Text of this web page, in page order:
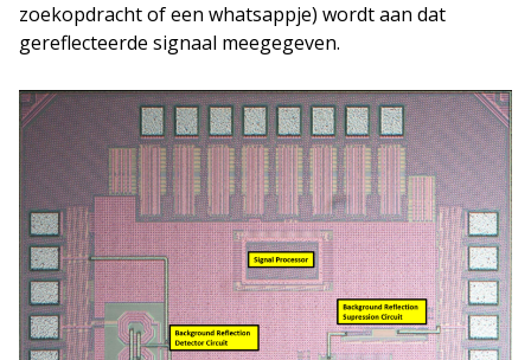
zoekopdracht of een whatsappje) wordt aan dat
gereflecteerde signaal meegegeven.